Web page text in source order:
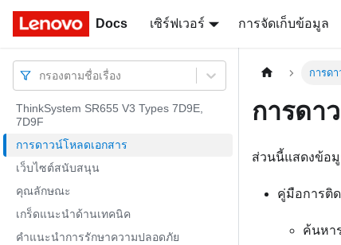
Docs เซิร์ฟเวอร์ การจัดเก็บข้อมูล
Docs
กรองตามชื่อเรื่อง
ThinkSystem SR655 V3 Types 7D9E,
7D9F
การดาวน์โหลดเอกสาร
เว็บไซต์สนับสนุน
คุณลักษณะ
เกร็ดแนะนำด้านเทคนิค
คำแนะนำการรักษาความปลอดภัย
การด
การดา
ส่วนนี้แสดงข้อมู
คู่มือการติด
ค้นหา